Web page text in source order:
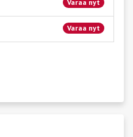
Varaa nyt
Varaa nyt